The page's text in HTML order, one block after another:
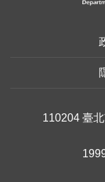
110204 臺